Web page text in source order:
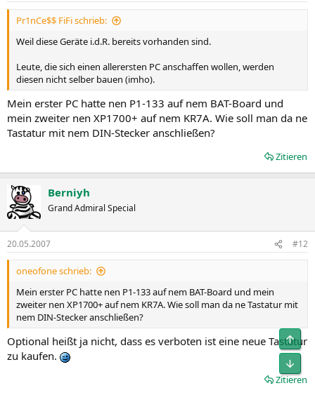
Pr1nCe$$ FiFi schrieb:
Weil diese Geräte i.d.R. bereits vorhanden sind.
Leute, die sich einen allerersten PC anschaffen wollen, werden
diesen nicht selber bauen (imho).
Mein erster PC hatte nen P1-133 auf nem BAT-Board und
mein zweiter nen XP1700+ auf nem KR7A. Wie soll man da ne
Tastatur mit nem DIN-Stecker anschließen?
Zitieren
Berniyh
Grand Admiral Special
20.05.2007 #12
oneofone schrieb:
Mein erster PC hatte nen P1-133 auf nem BAT-Board und mein
zweiter nen XP1700+ auf nem KR7A. Wie soll man da ne Tastatur mit
nem DIN-Stecker anschließen?
Optional heißt ja nicht, dass es verboten ist eine neue Tastatur
zu kaufen.
Zitieren